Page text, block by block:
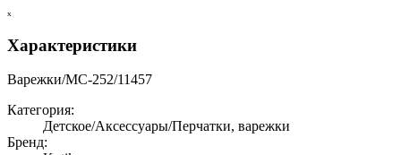
ₓ
Характеристики
Варежки/МС-252/11457
Категория:
Детское/Аксессуары/Перчатки, варежки
Бренд: